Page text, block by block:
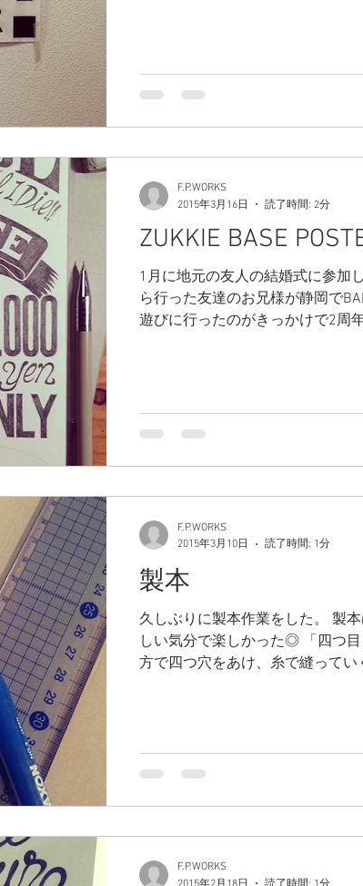
ZUKKIE BASE
1月に地元の友人の結婚式に参加
ら行った友達のお兄様が静岡で
遊びに行ったのがきっかけで2周
F.P.WORKS
2015年3月16日
読了時間: 2分
製本
久しぶりに製本作業をした。 製
しい気分で楽しかった◎ 「四つ
方で四つ穴をあけ、糸で縫ってい
F.P.WORKS
2015年3月10日
読了時間: 1分
F.P.WORKS